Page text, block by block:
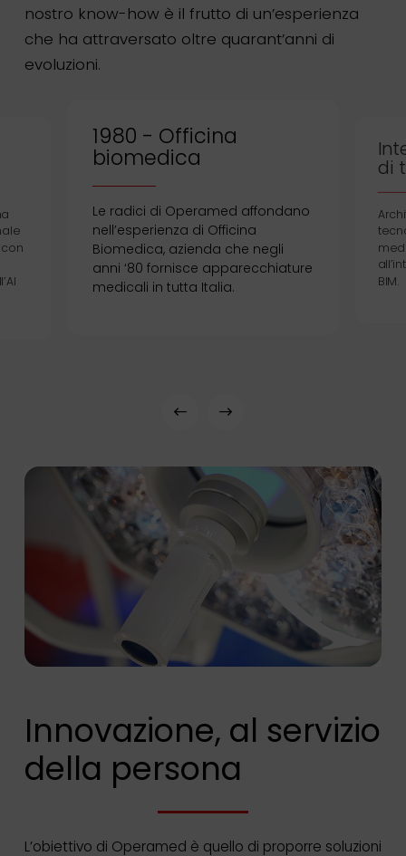
nostro know-how è il frutto di un’esperienza
che ha attraversato oltre quarant’anni di
evoluzioni.
1980 - Officina
biomedica
Le radici di Operamed affondano
nell’esperienza di Officina
Biomedica, azienda che negli
anni ‘80 fornisce apparecchiature
medicali in tutta Italia.
di
BIM.
Innovazione, al servizio
della persona
L’obiettivo di Operamed è quello di proporre soluzioni